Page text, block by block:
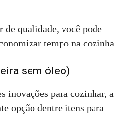
qualidade, você pode
tempo na cozinha.
sem óleo)
inovações para cozinhar, a
opção dentre itens para